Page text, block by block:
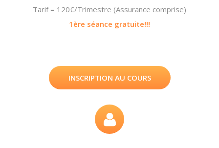
Tarif = 120€/Trimestre (Assurance comprise)
1ère séance gratuite!!!
INSCRIPTION AU COURS